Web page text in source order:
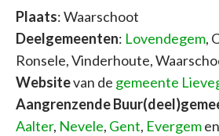
Plaats: Waarschoot
Deelgemeenten: Lovendegem,
Ronsele, Vinderhoute,
Websitevan de gemeente
Aangrenzende
Aalter, Nevele, Gent, Evergemen